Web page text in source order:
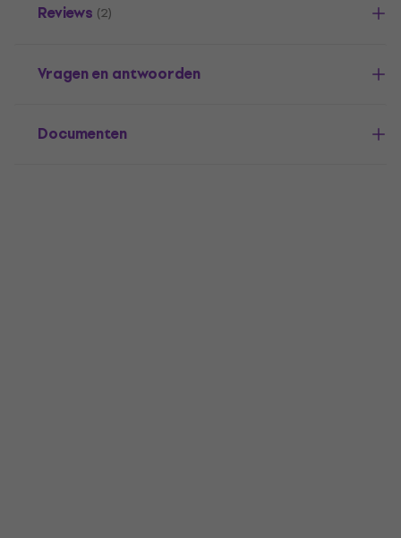
Reviews (2)
Vragen en antwoorden
Documenten